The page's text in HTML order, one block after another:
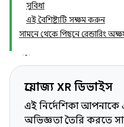
সুবিধা
এই বৈশিষ্ট্যটি সক্ষম করুন
সামনে থেকে পিছনে রেন্ডারিং
প্রযোজ্য XR ডিভাইস
এই নির্দেশিকা আপনাকে
অভিজ্ঞতা তৈরি করতে